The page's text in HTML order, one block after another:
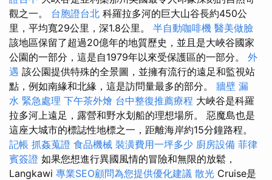
觀之一。 台胞證台北 科羅拉多河的巨大山谷長約450公
里，平均寬29公里，深1.8公里。 半自動咖啡機 醫美做臉
該地區保留了超過20億年的地質歷史，並且是大峽谷國家
公園的一部分，這是自1979年以來受保護區的一部分。 外
遇 該公園提供特殊的全景圖，並擁有流行的遠足和監視站
點，例如南緣和北緣，這是訪問量最多的部分。 牆壁 漏
水 緊急處理 下午茶外燴 台中整復推薦療程 大峽谷是科羅
拉多河上遠足，露營和野水划船的理想場所。 惡魔島也是
這座大城市的標誌性地標之一，距離海岸約15分鐘路程。
記帳 抓姦蒐證 食品機械 裝潢費用一坪多少 廚房設備 菲律
賓簽證 如果您想進行異國風情的冒險和無限的放鬆，
Langkawi 專業SEO顧問為您提供優化建議 散光 Cruise是